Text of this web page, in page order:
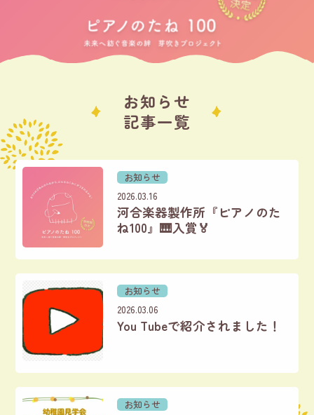
お知らせ
記事一覧
お知らせ
2026.03.16
河合楽器製作所『ピアノのた
ね100』🎹入賞🏅
お知らせ
2026.03.06
You Tubeで紹介されました！
お知らせ